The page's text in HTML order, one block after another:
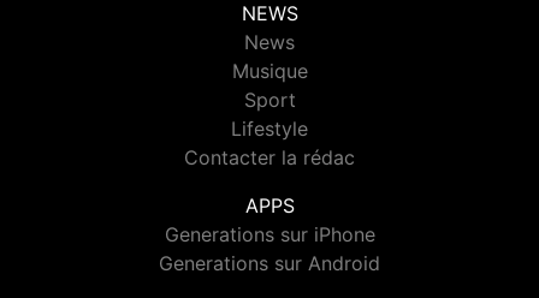
NEWS
News
Musique
Sport
Lifestyle
Contacter la rédac
APPS
Generations sur iPhone
Generations sur Android